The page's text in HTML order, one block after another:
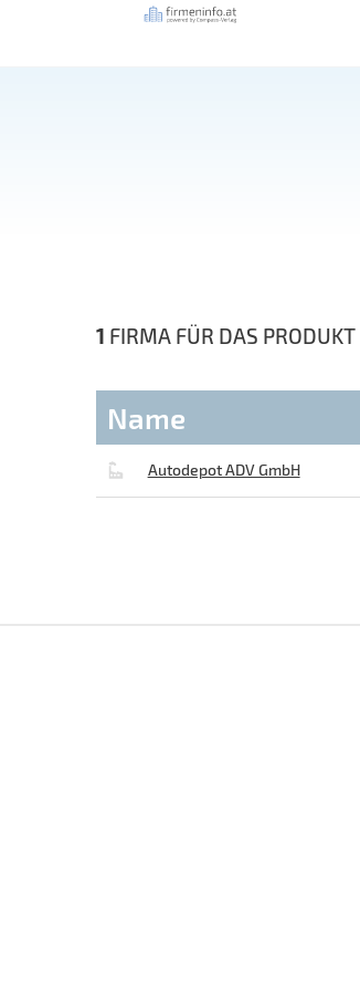
1 FIRMA FÜR DAS PRODUKT
Name
Autodepot ADV GmbH